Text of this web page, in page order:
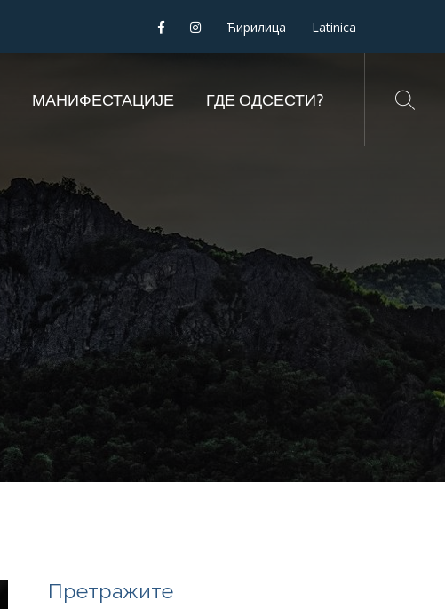
Ћирилица Latinica
МАНИФЕСТАЦИЈЕ ГДЕ ОДСЕСТИ?
Претражите